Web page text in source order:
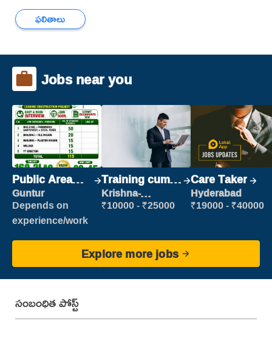
ఫలితాలు
Jobs near you
Public Area
Cleaner
Guntur
Depends on
experience/work
Training cum
Placement
Krishna-
vijayawada
₹10000 - ₹25000
Care Taker
Hyderabad
₹19000 - ₹40000
Explore more jobs
సంబంధిత పోస్ట్